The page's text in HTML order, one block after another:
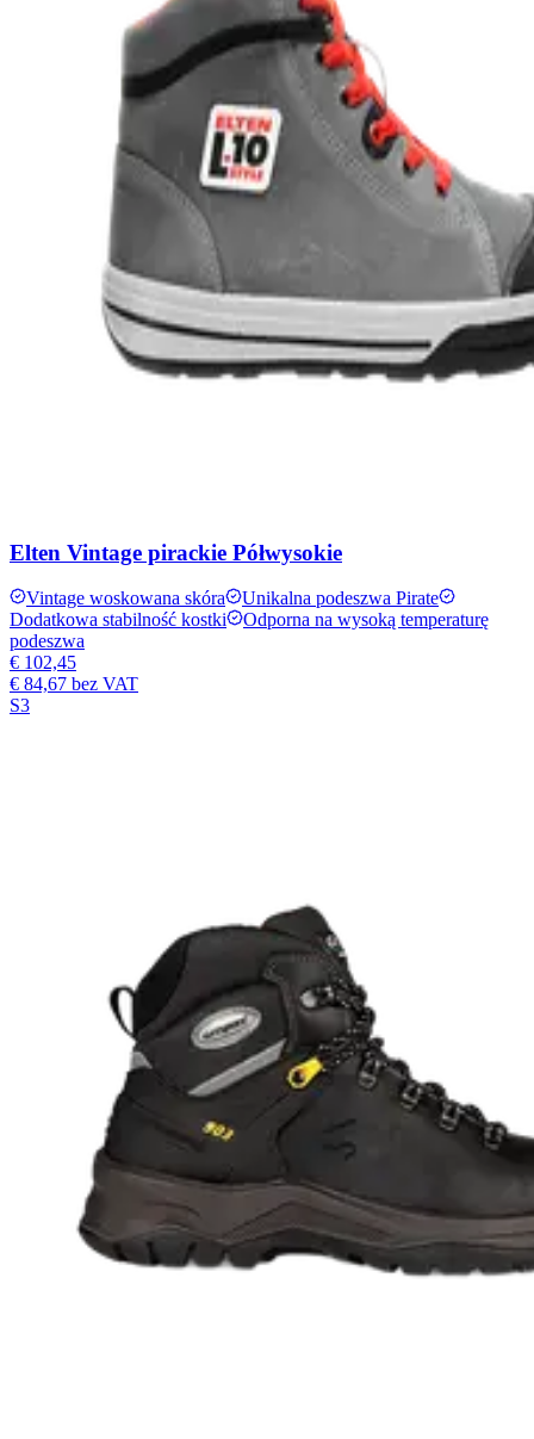
Elten Vintage pirackie Półwysokie
Vintage woskowana skóra
Unikalna podeszwa Pirate
Dodatkowa stabilność kostki
Odporna na wysoką temperaturę
podeszwa
€ 102,45
€ 84,67 bez VAT
S3